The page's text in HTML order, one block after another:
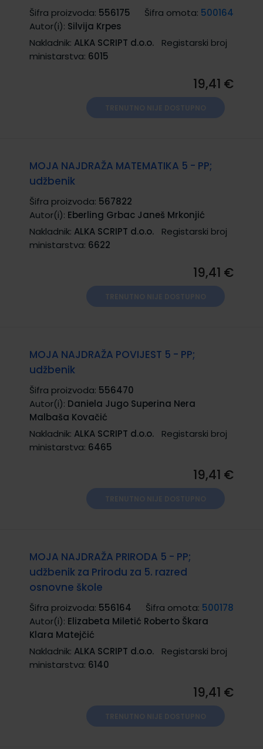
Šifra proizvoda: 556175 Šifra omota: 500164
Autor(i): Silvija Krpes
Nakladnik: ALKA SCRIPT d.o.o.
Registarski broj
ministarstva: 6015
19,41 €
MOJA NAJDRAŽA MATEMATIKA 5 - PP;
udžbenik
Šifra proizvoda: 567822
Autor(i): Eberling Grbac Janeš Mrkonjić
Nakladnik: ALKA SCRIPT d.o.o.
Registarski broj
ministarstva: 6622
19,41 €
MOJA NAJDRAŽA POVIJEST 5 - PP;
udžbenik
Šifra proizvoda: 556470
Autor(i): Daniela Jugo Superina Nera
Malbaša Kovačić
Nakladnik: ALKA SCRIPT d.o.o.
Registarski broj
ministarstva: 6465
19,41 €
MOJA NAJDRAŽA PRIRODA 5 - PP;
udžbenik za Prirodu za 5. razred
osnovne škole
Šifra proizvoda: 556164 Šifra omota: 500178
Autor(i): Elizabeta Miletić Roberto Škara
Klara Matejčić
Nakladnik: ALKA SCRIPT d.o.o.
Registarski broj
ministarstva: 6140
19,41 €